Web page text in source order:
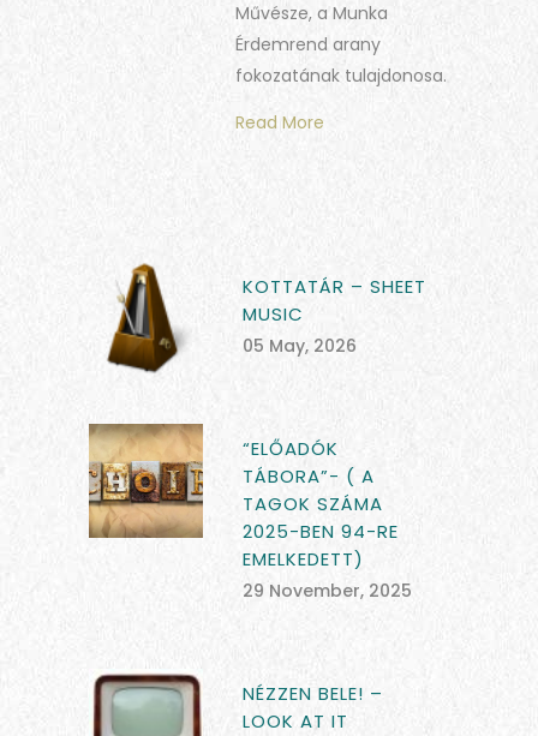
Művésze, a Munka
Érdemrend arany
fokozatának tulajdonosa.
Read More
KOTTATÁR – SHEET
MUSIC
05 May, 2026
“ELŐADÓK
TÁBORA”- ( A
TAGOK SZÁMA
2025-BEN 94-RE
EMELKEDETT)
29 November, 2025
NÉZZEN BELE! –
LOOK AT IT